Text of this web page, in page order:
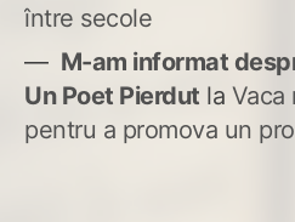
între secole
M-am informat
Un Poet Pierdut la Vaca
pentru a promova un